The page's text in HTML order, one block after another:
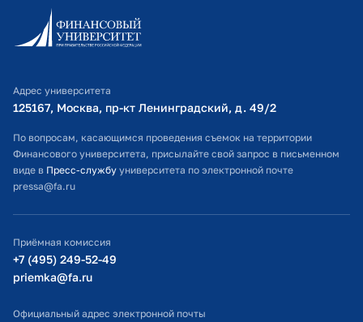
Информационно-образовательный портал
Личный кабинет поступающего
Оплата обучения
Расписание занятий
Студенческий офис
Официальный адрес электронной почты
Министерство просвещения РФ
Министерство науки и высшего образования РФ
Адрес университета
125167, Москва, пр-кт Ленинградский, д. 49/2​
По вопросам, касающимся проведения съемок на территории
Финансового университета, присылайте свой запрос в письменном
виде в Пресс-службу университета по электронной почте
pressa@fa.ru
Приёмная комиссия
+7 (495) 249-52-49
priemka@fa.ru
Официальный адрес электронной почты